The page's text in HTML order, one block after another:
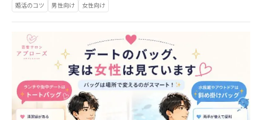
婚活のコツ 男性向け 女性向け